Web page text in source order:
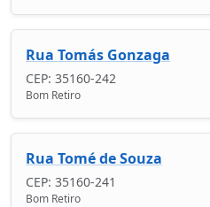
Rua Tomás Gonzaga
CEP: 35160-242
Bom Retiro
Rua Tomé de Souza
CEP: 35160-241
Bom Retiro